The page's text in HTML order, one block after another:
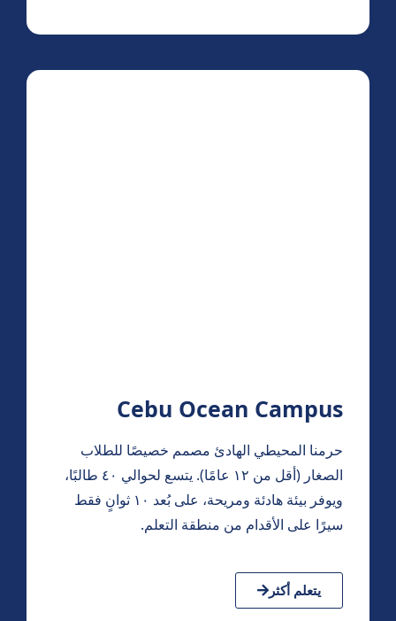
Cebu Ocean Campus
حرمنا المحيطي الهادئ مصمم خصيصًا للطلاب
الصغار (أقل من ١٢ عامًا). يتسع لحوالي ٤٠ طالبًا،
ويوفر بيئة هادئة ومريحة، على بُعد ١٠ ثوانٍ فقط
سيرًا على الأقدام من منطقة التعلم.
يتعلم أكثر